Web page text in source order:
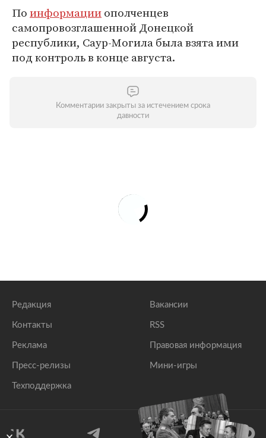
Поинформацииополченцев
самопровозглашенной Донецкой
республики, Саур-Могила была взята ими
под контроль в конце августа.
Комментарии закрыты за истечением срока
давности
Редакция
Контакты
Реклама
Пресс-релизы
Техподдержка
Вакансии
RSS
Правовая информация
Мини-игры